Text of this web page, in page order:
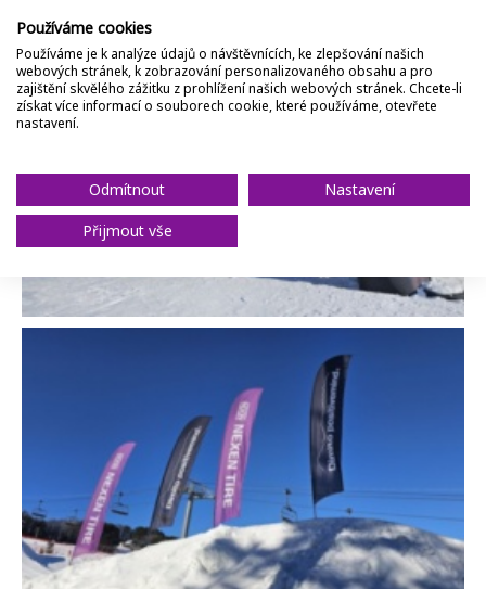
Zavřít
Používáme cookies
Používáme je k analýze údajů o návštěvnících, ke zlepšování našich
webových stránek, k zobrazování personalizovaného obsahu a pro
zajištění skvělého zážitku z prohlížení našich webových stránek. Chcete-li
získat více informací o souborech cookie, které používáme, otevřete
nastavení.
Odmítnout
Nastavení
Přijmout vše